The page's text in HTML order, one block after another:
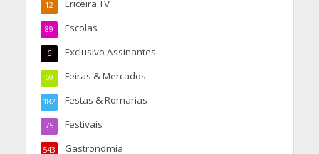
Ericeira TV
12
Escolas
89
Exclusivo Assinantes
6
Feiras & Mercados
69
Festas & Romarias
182
Festivais
75
Gastronomia
543